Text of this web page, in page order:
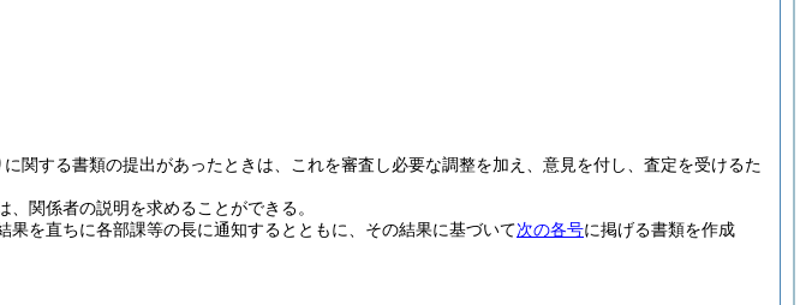
関する書類の提出があったときは、これを審査し必要な調整を加え、意見を付し、査定を受けるた
関係者の説明を求めることができる。
を直ちに各部課等の長に通知するとともに、その結果に基づいて次の各号に掲げる書類を作成